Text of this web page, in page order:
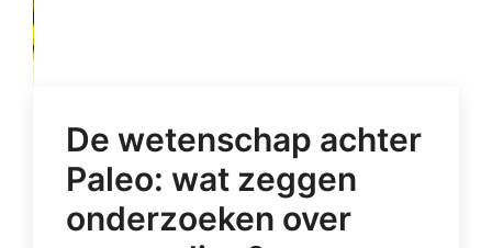
De wetenschap achter
Paleo: wat zeggen
onderzoeken over